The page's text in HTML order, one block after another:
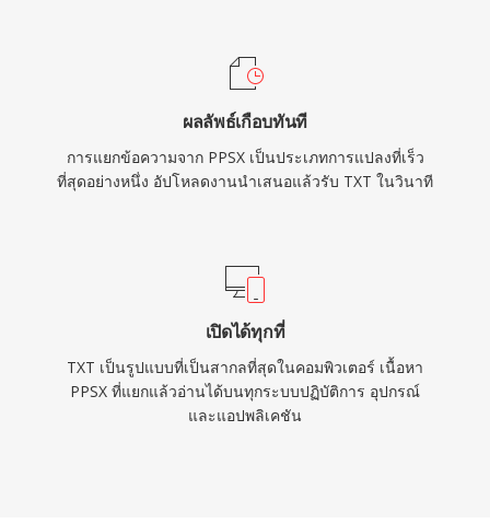
ผลลัพธ์เกือบทันที
การแยกข้อความจาก PPSX เป็นประเภทการแปลงที่เร็ว
ที่สุดอย่างหนึ่ง อัปโหลดงานนำเสนอแล้วรับ TXT ในวินาที
เปิดได้ทุกที่
TXT เป็นรูปแบบที่เป็นสากลที่สุดในคอมพิวเตอร์ เนื้อหา
PPSX ที่แยกแล้วอ่านได้บนทุกระบบปฏิบัติการ อุปกรณ์
และแอปพลิเคชัน